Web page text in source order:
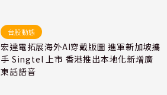
台股動態
宏達電拓展海外AI穿戴版圖 進軍新加坡攜
手 Singtel 上市 香港推出本地化新增廣
東話語音